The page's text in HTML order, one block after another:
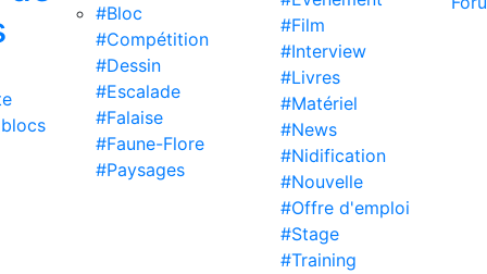
#Bloc
#Compétition
#Dessin
#Escalade
#Falaise
#Faune-Flore
#Paysages
#Film
#Interview
#Livres
#Matériel
#News
#Nidification
#Nouvelle
#Offre d'emploi
#Stage
#Training